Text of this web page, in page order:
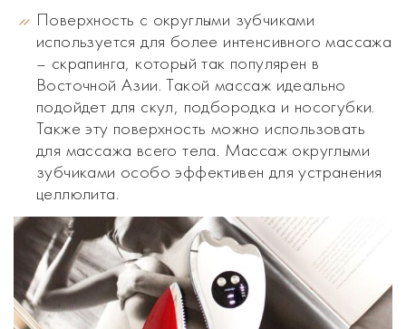
Поверхность с округлыми зубчиками
используется для более интенсивного массажа
– скрапинга, который так популярен в
Восточной Азии. Такой массаж идеально
подойдет для скул, подбородка и носогубки.
Также эту поверхность можно использовать
для массажа всего тела. Массаж округлыми
зубчиками особо эффективен для устранения
целлюлита.